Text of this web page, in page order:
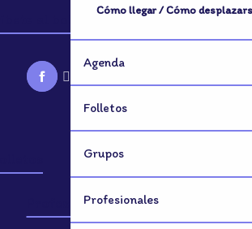
Cómo llegar / Cómo
Agenda
Folletos
Grupos
Profesionales
al boletín informativo
Grupos
Profesionales